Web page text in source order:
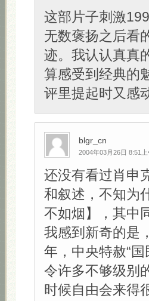
这部片子刺激
无数褒扬之后看
迹。我认认真真
算感受到经典的
评里提起时又感
blgr_cn
2004年03月26日 8:51上
还没有看过肖申
和叙述，不知为
不如烟】，其中
我感到新奇的是
年，中央特赦“
令许多不够级别
时候自由会来得